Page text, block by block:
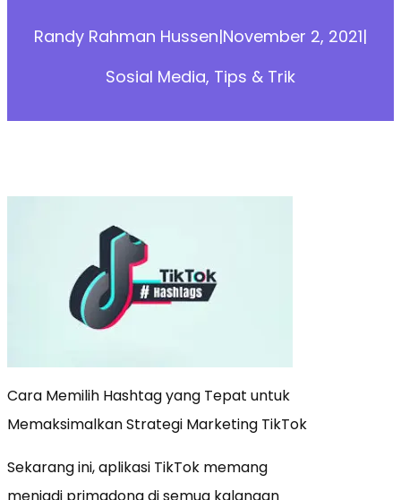
Randy Rahman Hussen|November 2, 2021|
Sosial Media, Tips & Trik
Cara Memilih Hashtag yang Tepat untuk
Memaksimalkan Strategi Marketing TikTok
Sekarang ini, aplikasi TikTok memang
menjadi primadona di semua kalangan